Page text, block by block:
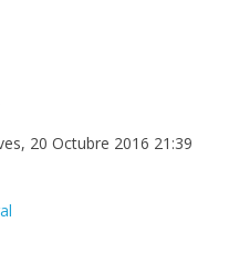
20 Octubre 2016 21:39